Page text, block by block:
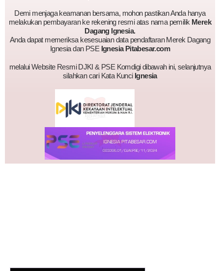
Demi menjaga keamanan bersama, mohon pastikan Anda hanya
melakukan pembayaran ke rekening resmi atas nama pemilik Merek
Dagang Ignesia.
Anda dapat memeriksa kesesuaian data pendaftaran Merek Dagang
Ignesia dan PSE Ignesia Pitabesar.com
melalui Website Resmi DJKI & PSE Komdigi dibawah ini, selanjutnya
silahkan cari Kata Kunci Ignesia